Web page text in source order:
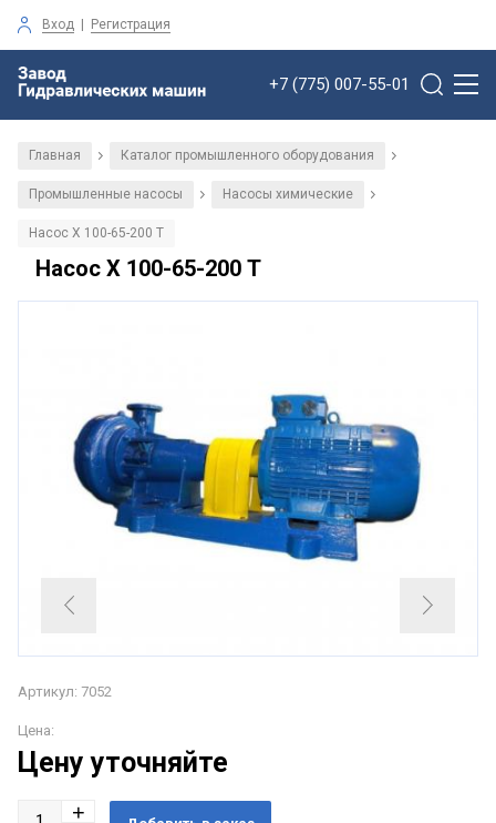
Вход | Регистрация
+7 (775) 007-55-01
Главная / Каталог промышленного оборудования /
Промышленные насосы / Насосы химические /
Насос Х 100-65-200 Т
Насос Х 100-65-200 Т
Артикул: 7052
Цена:
Цену уточняйте